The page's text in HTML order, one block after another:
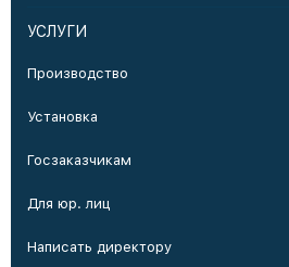
УСЛУГИ
Производство
Установка
Госзаказчикам
Для юр. лиц
Написать директору